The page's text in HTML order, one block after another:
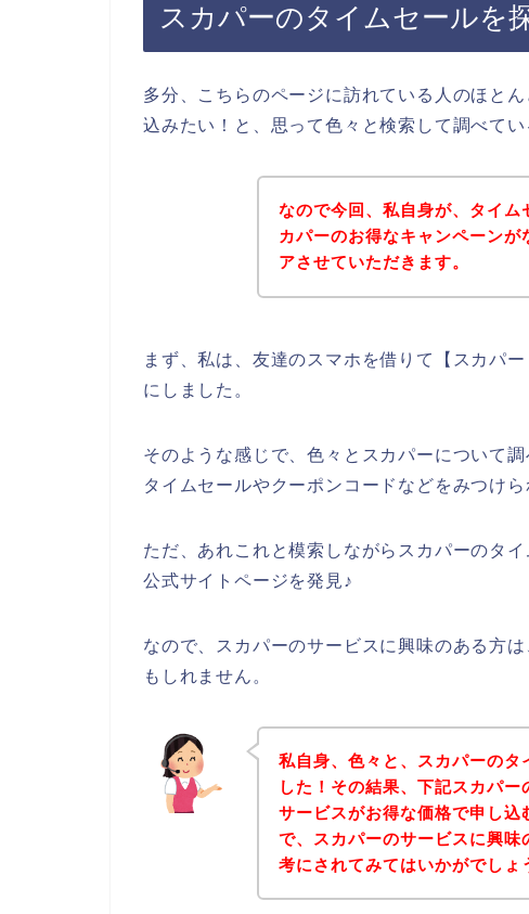
スカパーのタイムセールを
多分、こちらのページに訪れている人のほと
込みたい！と、思って色々と検索して調べてい
なので今回、私自身が、タイ
カパーのお得なキャンペーン
アさせていただきます。
まず、私は、友達のスマホを借りて【スカパ
にしました。
そのような感じで、色々とスカパーについて
タイムセールやクーポンコードなどをみつけら
ただ、あれこれと模索しながらスカパーのタ
公式サイトページを発見♪
なので、スカパーのサービスに興味のある方
もしれません。
私自身、色々と、スカパーのタ
した！その結果、下記スカパ
サービスがお得な価格で申し
で、スカパーのサービスに興
考にされてみてはいかがでしょ